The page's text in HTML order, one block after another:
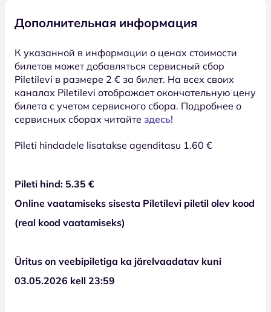
Дополнительная информация
К указанной в информации о ценах стоимости
билетов может добавляться сервисный сбор
Piletilevi в размере 2 € за билет. На всех своих
каналах Piletilevi отображает окончательную цену
билета с учетом сервисного сбора. Подробнее о
сервисных сборах читайте здесь!
Pileti hindadele lisatakse agenditasu 1.60 €
Pileti hind: 5.35 €
Online vaatamiseks sisesta Piletilevi piletil olev kood
(real kood vaatamiseks)
Üritus on veebipiletiga ka järelvaadatav kuni
03.05.2026 kell 23:59